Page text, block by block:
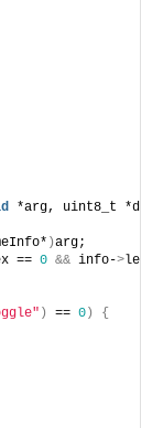
*arg, uint8_t
)arg;
== 0 && info->
) == 0 )
{